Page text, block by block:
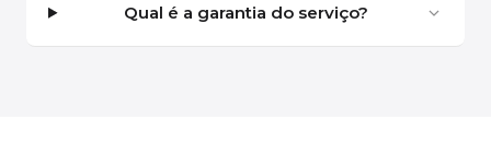
Qual é a garantia do serviço?